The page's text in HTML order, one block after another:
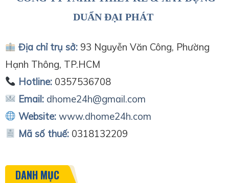
DUẨN ĐẠI PHÁT
Địa chỉ trụ sở:93 Nguyễn Văn Công, Phường
Hạnh Thông, TP.HCM
Hotline:0357536708
Email: dhome24h@gmail.com
Website: www.dhome24h.com
Mã số thuế: 0318132209
DANH MỤC